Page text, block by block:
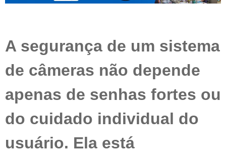
A segurança de um sistema
de câmeras não depende
apenas de senhas fortes ou
do cuidado individual do
usuário. Ela está